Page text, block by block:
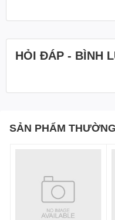
được hoàn thiện ở mức cao
HỎI ĐÁP - BÌNH
SẢN PHẨM